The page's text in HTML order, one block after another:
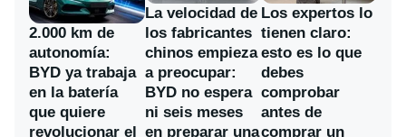
2.000 km de
autonomía:
BYD ya trabaja
en la batería
que quiere
revolucionar el
La velocidad de
los fabricantes
chinos empieza
a preocupar:
BYD no espera
ni seis meses
en preparar una
Los expertos lo
tienen claro:
esto es lo que
debes
comprobar
antes de
comprar un